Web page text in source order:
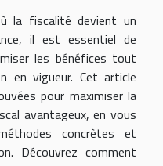
la fiscalité devient un
il est essentiel de
les bénéfices tout
en vigueur. Cet article
pour maximiser la
avantageux, en vous
concrètes et
Découvrez comment